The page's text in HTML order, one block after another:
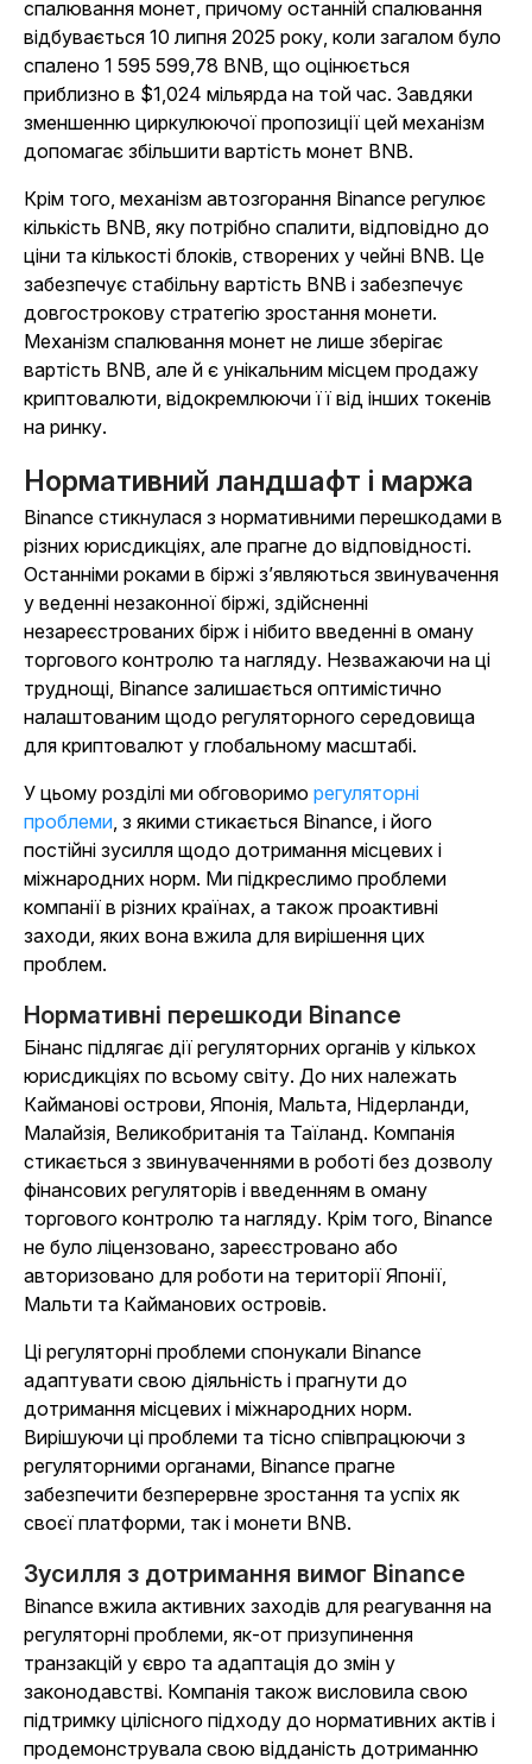
спалювання монет, причому останній спалювання
відбувається 10 липня 2025 року, коли загалом було
спалено 1 595 599,78 BNB, що оцінюється
приблизно в $1,024 мільярда на той час. Завдяки
зменшенню циркулюючої пропозиції цей механізм
допомагає збільшити вартість монет BNB.
Крім того, механізм автозгорання Binance регулює
кількість BNB, яку потрібно спалити, відповідно до
ціни та кількості блоків, створених у чейні BNB. Це
забезпечує стабільну вартість BNB і забезпечує
довгострокову стратегію зростання монети.
Механізм спалювання монет не лише зберігає
вартість BNB, але й є унікальним місцем продажу
криптовалюти, відокремлюючи її від інших токенів
на ринку.
Нормативний ландшафт і маржа
Binance стикнулася з нормативними перешкодами в
різних юрисдикціях, але прагне до відповідності.
Останніми роками в біржі з’являються звинувачення
у веденні незаконної біржі, здійсненні
незареєстрованих бірж і нібито введенні в оману
торгового контролю та нагляду. Незважаючи на ці
труднощі, Binance залишається оптимістично
налаштованим щодо регуляторного середовища
для криптовалют у глобальному масштабі.
У цьому розділі ми обговоримо регуляторні
проблеми, з якими стикається Binance, і його
постійні зусилля щодо дотримання місцевих і
міжнародних норм. Ми підкреслимо проблеми
компанії в різних країнах, а також проактивні
заходи, яких вона вжила для вирішення цих
проблем.
Нормативні перешкоди Binance
Бінанс підлягає дії регуляторних органів у кількох
юрисдикціях по всьому світу. До них належать
Кайманові острови, Японія, Мальта, Нідерланди,
Малайзія, Великобританія та Таїланд. Компанія
стикається з звинуваченнями в роботі без дозволу
фінансових регуляторів і введенням в оману
торгового контролю та нагляду. Крім того, Binance
не було ліцензовано, зареєстровано або
авторизовано для роботи на території Японії,
Мальти та Кайманових островів.
Ці регуляторні проблеми спонукали Binance
адаптувати свою діяльність і прагнути до
дотримання місцевих і міжнародних норм.
Вирішуючи ці проблеми та тісно співпрацюючи з
регуляторними органами, Binance прагне
забезпечити безперервне зростання та успіх як
своєї платформи, так і монети BNB.
Зусилля з дотримання вимог Binance
Binance вжила активних заходів для реагування на
регуляторні проблеми, як-от призупинення
транзакцій у євро та адаптація до змін у
законодавстві. Компанія також висловила свою
підтримку цілісного підходу до нормативних актів і
продемонструвала свою відданість дотриманню